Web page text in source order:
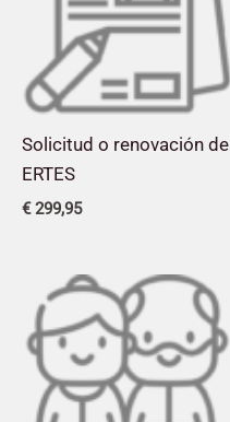
Solicitud o renovación de
ERTES
€299,95